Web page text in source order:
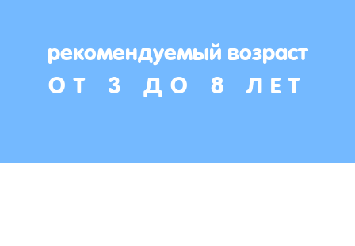
рекомендуемый возраст
ОТ 3 ДО 8 ЛЕТ